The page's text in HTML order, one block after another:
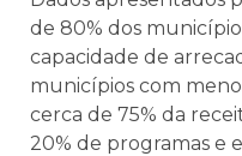
de 80% dos
capacidade de
municípios com
cerca de 75% da
20% de programas e